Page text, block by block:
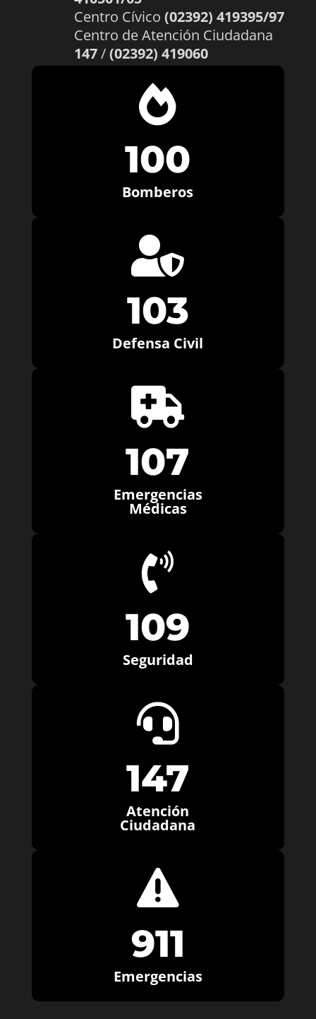
Centro Cívico (02392) 419395/97
Centro de Atención Ciudadana
147/(02392) 419060

100
Bomberos

103
Defensa Civil

107
Emergencias
Médicas

109
Seguridad

147
Atención
Ciudadana

911
Emergencias